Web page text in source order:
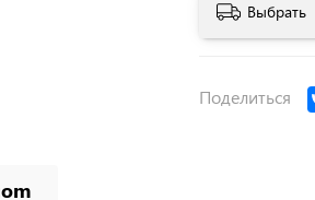
Выбрать
Поделиться